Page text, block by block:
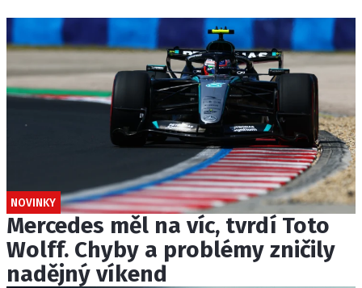
NOVINKY
Mercedes měl na víc, tvrdí Toto
Wolff. Chyby a problémy zničily
nadějný víkend